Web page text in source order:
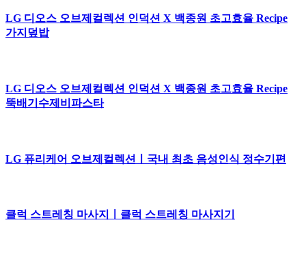
LG 디오스 오브제컬렉션 인덕션 X 백종원 초고효율 Recipe
가지덮밥
LG 디오스 오브제컬렉션 인덕션 X 백종원 초고효율 Recipe
뚝배기수제비파스타
LG 퓨리케어 오브제컬렉션ㅣ국내 최초 음성인식 정수기편
클럭 스트레칭 마사지ㅣ클럭 스트레칭 마사지기